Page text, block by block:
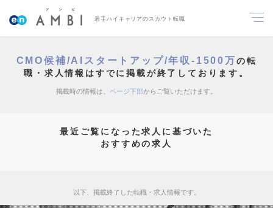
若手ハイキャリアのスカウト転職
CMO候補/AIスタートアップ/年収-1500万の転
職・求人情報はすでに掲載が終了しております。
掲載時の情報は、 ページ下部からご覧いただけます。
最近ご覧になった求人に基づいた
おすすめの求人
以下、掲載終了した転職・求人情報です。